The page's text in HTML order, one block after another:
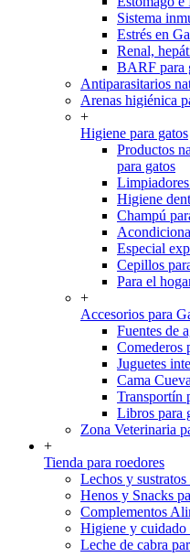
Sistema
Estrés en
Renal,
BARF para
Antiparasitarios
Arenas higiénica
+
Higiene para gatos
Productos
para gatos
Higiene
Champú
Especial
Cepillos
Para el
+
Accesorios para
Fuentes de
Comederos
Juguetes
Cama
Transportín
Libros para
Zona Veterinaria
+
Tienda para roedores
Lechos y sustratos
Henos y Snacks
Complementos
Higiene y cuidado
Leche de cabra